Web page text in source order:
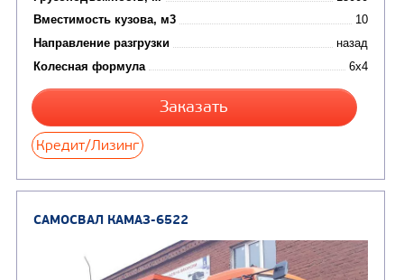
САМОСВАЛ КАМАЗ-65115 В НАЛИЧИИ